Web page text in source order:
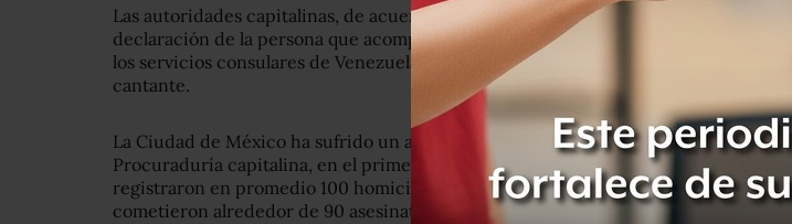
Las autoridades capitalinas, de acuerdo con Notimex, indicaron que ya se tomó la
declaración de la persona que acompañaba a la víctima, y se estableció contacto con
los servicios consulares de Venezuela e Italia, países en los que viven los padres del
cantante.
La Ciudad de México ha sufrido un aumento de la violencia. De acuerdo con la
Procuraduría capitalina, en el primer semestre de 2018 en la Ciudad de México se
registraron en promedio 100 homicidios dolosos por mes, mientras que en 2017 se
cometieron alrededor de 90 asesinatos mensuales.